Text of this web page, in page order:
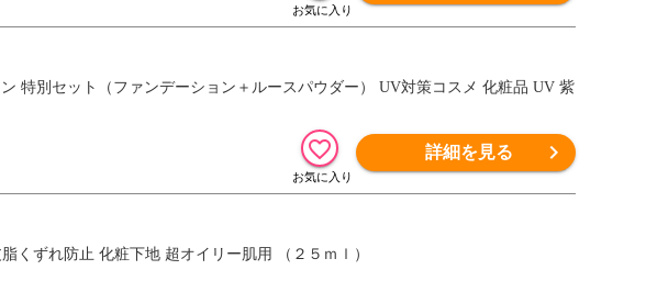
特別セット（ファンデーション＋ルースパウダー） UV対策コスメ 化粧品 UV 紫
詳細を見る
くずれ防止 化粧下地 超オイリー肌用 （２５ｍｌ）